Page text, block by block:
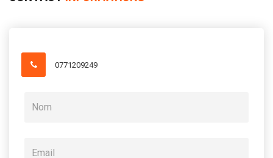
0771209249